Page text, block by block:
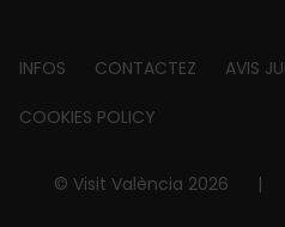
Footer
about
INFOS CONTACTEZ AVIS
COOKIES POLICY
© Visit València 2026 |